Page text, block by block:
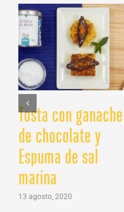
Tosta con ganache
de chocolate y
Espuma de sal
marina
13 agosto, 2020